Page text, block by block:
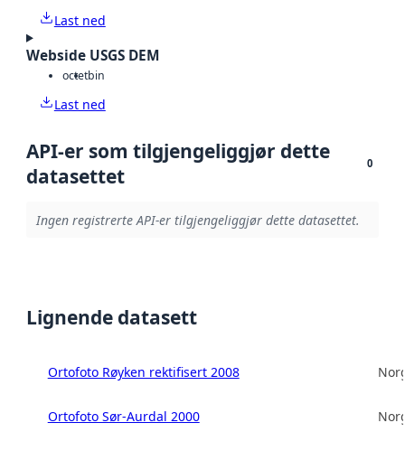
Last ned
Webside USGS DEM
octetbin
Last ned
API-er som tilgjengeliggjør dette
datasettet
0
Ingen registrerte API-er tilgjengeliggjør dette datasettet.
Lignende datasett
Ortofoto Røyken rektifisert 2008
Ortofoto Sør-Aurdal 2000